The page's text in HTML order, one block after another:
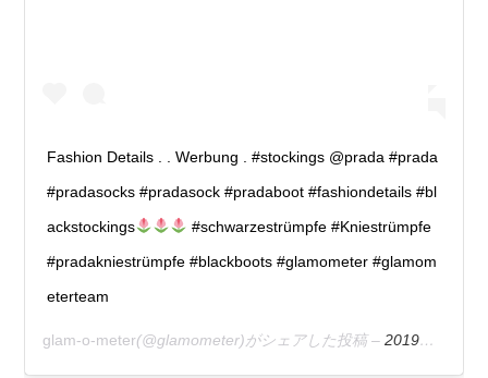
Fashion Details . . Werbung . #stockings @prada #prada
#pradasocks #pradasock #pradaboot #fashiondetails #bl
ackstockings
#schwarzestrümpfe #Kniestrümpfe
#pradakniestrümpfe #blackboots #glamometer #glamom
eterteam
glam-o-meter(@glamometer)がシェアした投稿 –2019年10月月14日午前8時53分PDT